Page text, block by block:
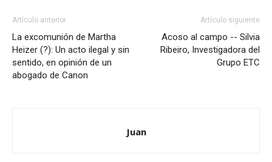
Artículo anterior
La excomunión de Martha
Heizer (?): Un acto ilegal y sin
sentido, en opinión de un
abogado de Canon
Artículo siguiente
Acoso al campo -- Silvia
Ribeiro, Investigadora del
Grupo ETC
Juan